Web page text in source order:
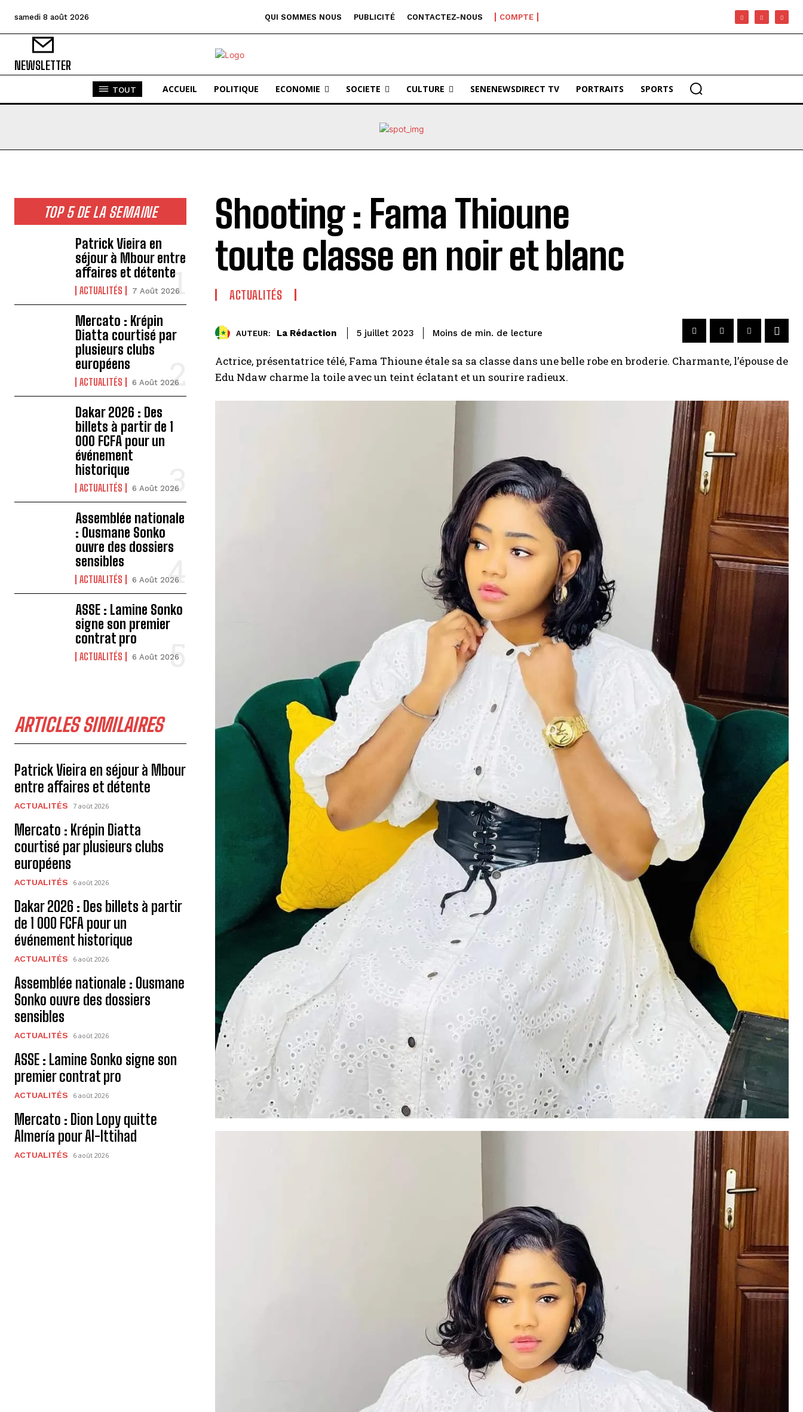
samedi 8 août 2026 QUI SOMMES NOUS PUBLICITÉ CONTACTEZ-NOUS COMPTE
NEWSLETTER
TOUT ACCUEIL POLITIQUE ECONOMIE SOCIETE CULTURE SENENEWSDIRECT TV PORTRAITS SPORTS
TOP 5 DE LA SEMAINE
Patrick Vieira en
séjour à Mbour entre
affaires et détente
ACTUALITÉS 7 Août 2026
Mercato : Krépin
Diatta courtisé par
plusieurs clubs
européens
ACTUALITÉS 6 Août 2026
Dakar 2026 : Des
billets à partir de 1
000 FCFA pour un
événement
historique
ACTUALITÉS 6 Août 2026
Assemblée nationale
: Ousmane Sonko
ouvre des dossiers
sensibles
ACTUALITÉS 6 Août 2026
ASSE : Lamine Sonko
signe son premier
contrat pro
ACTUALITÉS 6 Août 2026
ARTICLES SIMILAIRES
Patrick Vieira en séjour à Mbour
entre affaires et détente
ACTUALITÉS 7 août 2026
Mercato : Krépin Diatta
courtisé par plusieurs clubs
européens
ACTUALITÉS 6 août 2026
Dakar 2026 : Des billets à partir
de 1 000 FCFA pour un
événement historique
ACTUALITÉS 6 août 2026
Assemblée nationale : Ousmane
Sonko ouvre des dossiers
sensibles
ACTUALITÉS 6 août 2026
ASSE : Lamine Sonko signe son
premier contrat pro
ACTUALITÉS 6 août 2026
Mercato : Dion Lopy quitte
Almería pour Al-Ittihad
ACTUALITÉS 6 août 2026
Shooting : Fama Thioune
toute classe en noir et blanc
ACTUALITÉS
AUTEUR: La Rédaction 5 juillet 2023 Moins de min. de lecture
Actrice, présentatrice télé, Fama Thioune étale sa sa classe dans une belle robe en broderie. Charmante, l’épouse de
Edu Ndaw charme la toile avec un teint éclatant et un sourire radieux.